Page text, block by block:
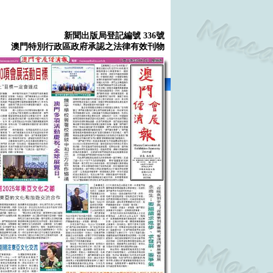
新聞出版局登記編號 336號
澳門特別行政區政府承認之法律有效刊物